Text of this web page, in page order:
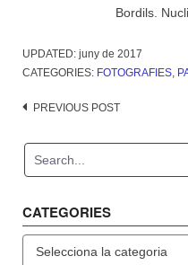
Bordils.
UPDATED: juny de 2017
CATEGORIES: FOTOGRAFIES,
Post
PREVIOUS POST
CATEGORIES